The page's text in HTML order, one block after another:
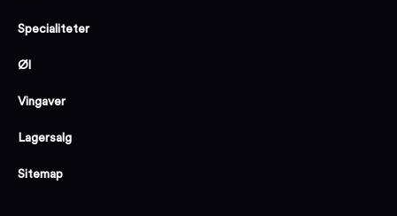
Specialiteter
Øl
Vingaver
Lagersalg
Sitemap